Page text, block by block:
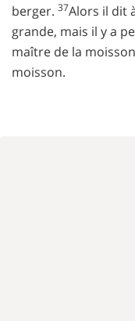
berger. 37Alors il dit
grande, mais il y a
maître de la
moisson.